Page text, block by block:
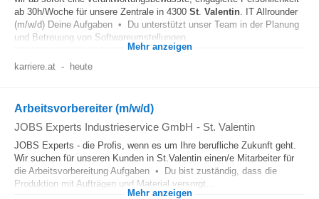
ab 30h/Woche für unsere Zentrale in 4300 St. Valentin. IT Allrounder
(m/w/d) Deine Aufgaben • Du unterstützt unser Team in der Planung
und Betreuung von Softwareumstellungen...
Mehr anzeigen
karriere.at - heute
Arbeitsvorbereiter (m/w/d)
JOBS Experts Industrieservice GmbH - St. Valentin
JOBS Experts - die Profis, wenn es um Ihre berufliche Zukunft geht.
Wir suchen für unseren Kunden in St.Valentin einen/e Mitarbeiter für
die Arbeitsvorbereitung Aufgaben • Du bist zuständig, dass die
Produktion mit Aufträgen und Material versorgt...
Mehr anzeigen